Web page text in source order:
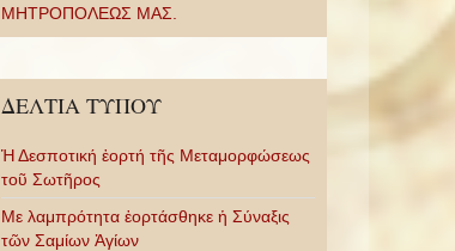
ΜΗΤΡΟΠΟΛΕΩΣ ΜΑΣ.
ΔΕΛΤΙΑ ΤΥΠΟΥ
Ἡ Δεσποτική ἑορτή τῆς Μεταμορφώσεως
τοῦ Σωτῆρος
Με λαμπρότητα ἑορτάσθηκε ἡ Σύναξις
τῶν Σαμίων Ἁγίων